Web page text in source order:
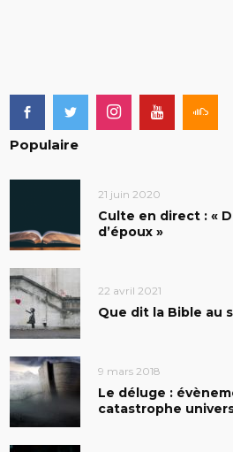
Populaire
21 juin 2020
Culte en direct : «
d’époux »
22 avril 2021
Que dit la Bible au
9 mars 2018
Le déluge :
catastrophe